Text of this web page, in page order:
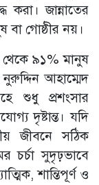
জান্নাতের
বা গোষ্ঠীর নয়।
থেকে ৯১% মানুষ
আহাম্মেদ
শুধু প্রশংসার
দৃষ্টান্ত। যদি
জীবনে সঠিক
চর্চা সুদৃঢ়ভাবে
শান্তিপূর্ণ ও